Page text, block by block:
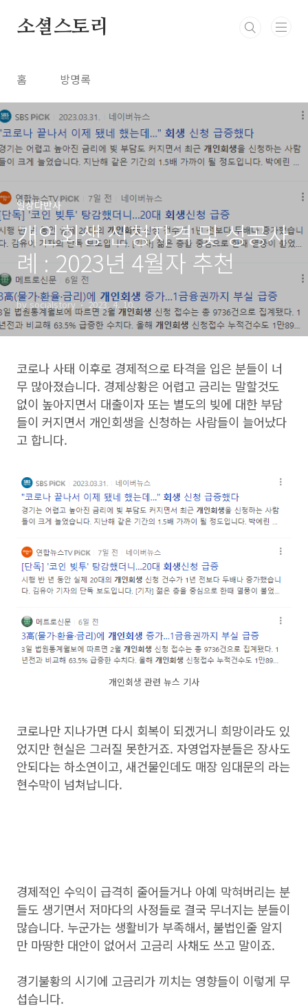
소셜스토리
홈 방명록
일상다반사
개인회생 신청자격 및 성공사
례 : 2023년 4월자 추천
by socialstory 2023. 4. 10.
코로나 사태 이후로 경제적으로 타격을 입은 분들이 너
무 많아졌습니다. 경제상황은 어렵고 금리는 말할것도
없이 높아지면서 대출이자 또는 별도의 빚에 대한 부담
들이 커지면서 개인회생을 신청하는 사람들이 늘어났다
고 합니다.
개인회생 관련 뉴스 기사
코로나만 지나가면 다시 회복이 되겠거니 희망이라도 있
었지만 현실은 그러질 못한거죠. 자영업자분들은 장사도
안되다는 하소연이고, 새건물인데도 매장 임대문의 라는
현수막이 넘쳐납니다.
경제적인 수익이 급격히 줄어들거나 아예 막혀버리는 분
들도 생기면서 저마다의 사정들로 결국 무너지는 분들이
많습니다. 누군가는 생활비가 부족해서, 불법인줄 알지
만 마땅한 대안이 없어서 고금리 사채도 쓰고 말이죠.
경기불황의 시기에 고금리가 끼치는 영향들이 이렇게 무
섭습니다.